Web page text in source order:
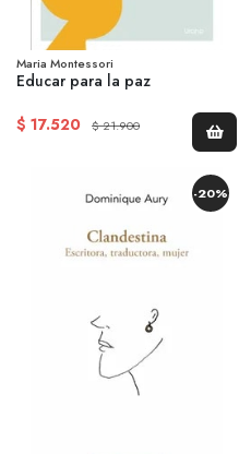
Maria Montessori
Educar para la paz
$ 17.520
$ 21.900
-20%